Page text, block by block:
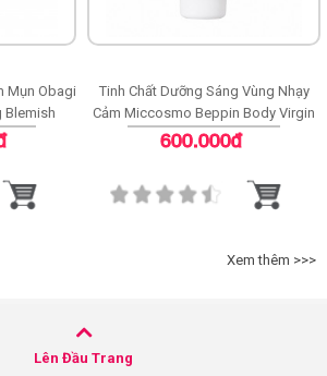
Mụn Obagi
Blemish
Tinh Chất Dưỡng Sáng Vùng Nhạy
Cảm Miccosmo Beppin Body Virgin
White Serum
600.000đ
Xem thêm >>>
Lên Đầu Trang